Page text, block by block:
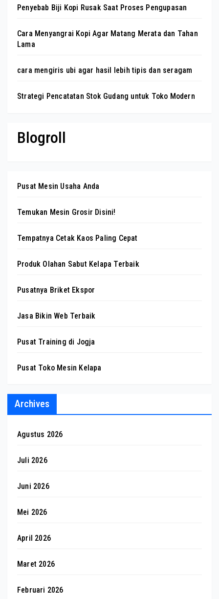
Penyebab Biji Kopi Rusak Saat Proses Pengupasan
Cara Menyangrai Kopi Agar Matang Merata dan Tahan
Lama
cara mengiris ubi agar hasil lebih tipis dan seragam
Strategi Pencatatan Stok Gudang untuk Toko Modern
Blogroll
Pusat Mesin Usaha Anda
Temukan Mesin Grosir Disini!
Tempatnya Cetak Kaos Paling Cepat
Produk Olahan Sabut Kelapa Terbaik
Pusatnya Briket Ekspor
Jasa Bikin Web Terbaik
Pusat Training di Jogja
Pusat Toko Mesin Kelapa
Archives
Agustus 2026
Juli 2026
Juni 2026
Mei 2026
April 2026
Maret 2026
Februari 2026